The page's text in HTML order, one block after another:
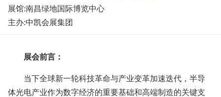
展馆:南昌绿地国际博览中心
主办:中凯会展集团
展会前言：
当下全球新一轮科技革命与产业变革加速迭代，半导
体光电产业作为数字经济的重要基础和高端制造的关键支